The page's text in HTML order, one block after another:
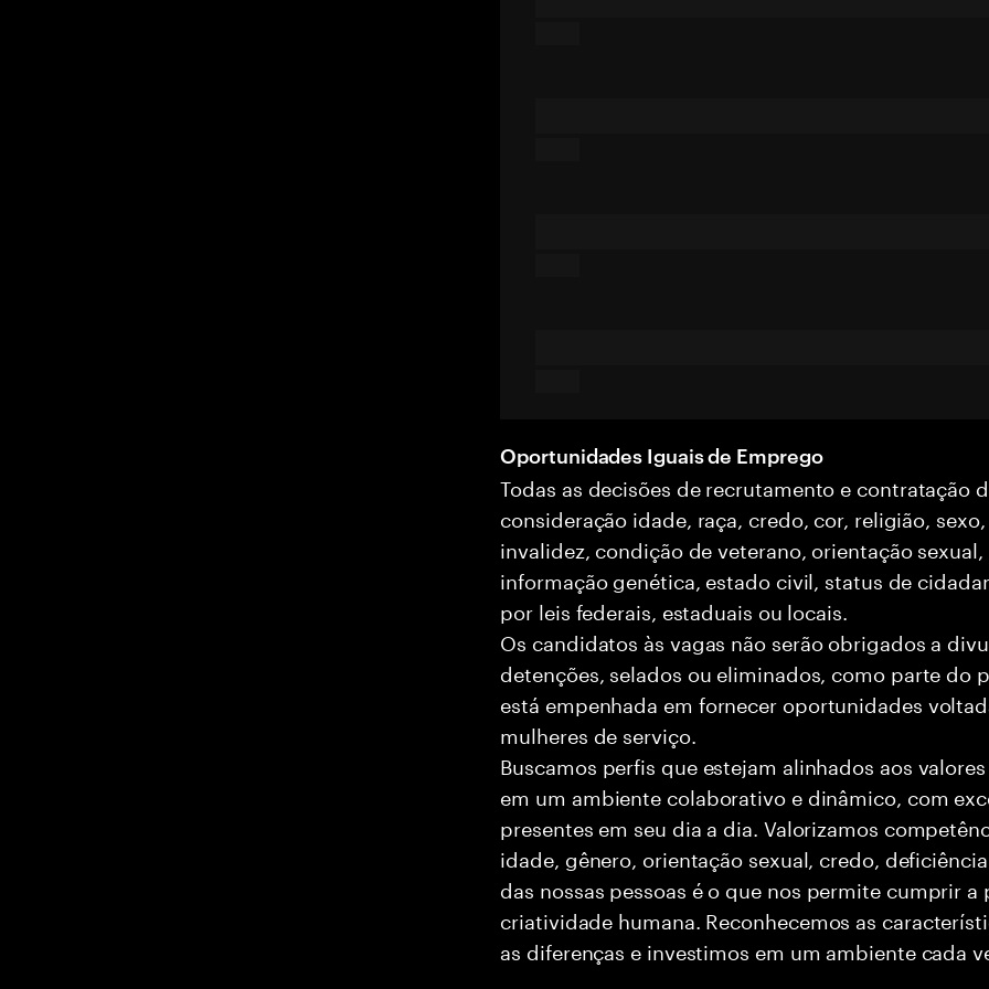
Oportunidades Iguais de Emprego
Todas as decisões de recrutamento e contratação
consideração idade, raça, credo, cor, religião,
invalidez, condição de veterano, orientação
informação genética, estado civil, status de
por leis federais, estaduais ou locais.
Os candidatos às vagas não serão obrigados a
detenções, selados ou eliminados, como parte do
está empenhada em fornecer oportunidades
mulheres de serviço.
Buscamos perfis que estejam alinhados aos
em um ambiente colaborativo e dinâmico, com
presentes em seu dia a dia. Valorizamos
idade, gênero, orientação sexual, credo,
das nossas pessoas é o que nos permite cumprir
criatividade humana. Reconhecemos as
as diferenças e investimos em um ambiente cada